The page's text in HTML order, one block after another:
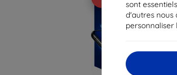
sont
d'autres nous
personnaliser